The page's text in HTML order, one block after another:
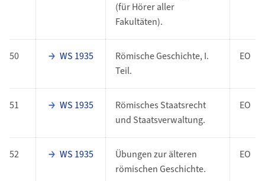
(für Hörer aller
Fakultäten).
50 WS 1935
Römische Geschichte, I.
Teil.
EO
51 WS 1935
Römisches Staatsrecht
und Staatsverwaltung.
EO
52 WS 1935
Übungen zur älteren
römischen Geschichte.
EO